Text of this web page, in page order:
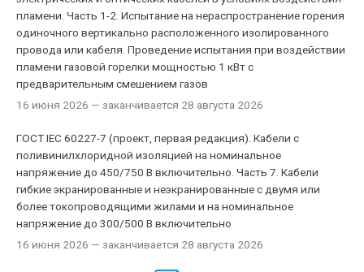
пламени. Часть 1-2. Испытание на нераспространение горения
одиночного вертикально расположенного изолированного
провода или кабеля. Проведение испытания при воздействии
пламени газовой горелки мощностью 1 кВт с
предварительным смешением газов
16 июня 2026 — заканчивается 28 августа 2026
ГОСТ IEC 60227-7 (проект, первая редакция). Кабели с
поливинилхлоридной изоляцией на номинальное
напряжение до 450/750 В включительно. Часть 7. Кабели
гибкие экранированные и неэкранированные с двумя или
более токопроводящими жилами и на номинальное
напряжение до 300/500 В включительно
16 июня 2026 — заканчивается 28 августа 2026